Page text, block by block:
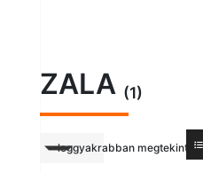
ZALA (1)
leggyakrabban megtekintett